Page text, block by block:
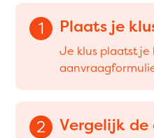
1 Plaats je
Je klus plaatst je
2 Vergelijk